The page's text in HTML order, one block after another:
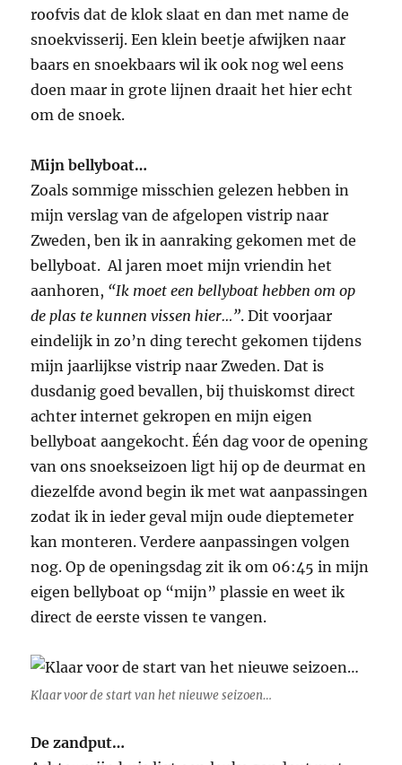
roofvis dat de klok slaat en dan met name de
snoekvisserij. Een klein beetje afwijken naar
baars en snoekbaars wil ik ook nog wel eens
doen maar in grote lijnen draait het hier echt
om de snoek.
Mijn bellyboat…
Zoals sommige misschien gelezen hebben in
mijn verslag van de afgelopen vistrip naar
Zweden, ben ik in aanraking gekomen met de
bellyboat. Al jaren moet mijn vriendin het
aanhoren, “Ik moet een bellyboat hebben om op
de plas te kunnen vissen hier…”. Dit voorjaar
eindelijk in zo’n ding terecht gekomen tijdens
mijn jaarlijkse vistrip naar Zweden. Dat is
dusdanig goed bevallen, bij thuiskomst direct
achter internet gekropen en mijn eigen
bellyboat aangekocht. Één dag voor de opening
van ons snoekseizoen ligt hij op de deurmat en
diezelfde avond begin ik met wat aanpassingen
zodat ik in ieder geval mijn oude dieptemeter
kan monteren. Verdere aanpassingen volgen
nog. Op de openingsdag zit ik om 06:45 in mijn
eigen bellyboat op “mijn” plassie en weet ik
direct de eerste vissen te vangen.
Klaar voor de start van het nieuwe seizoen…
De zandput…